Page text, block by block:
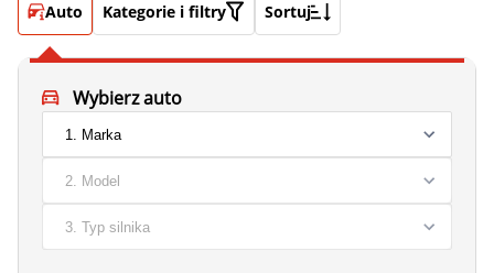
Auto Kategorie i filtry Sortuj
Wybierz auto